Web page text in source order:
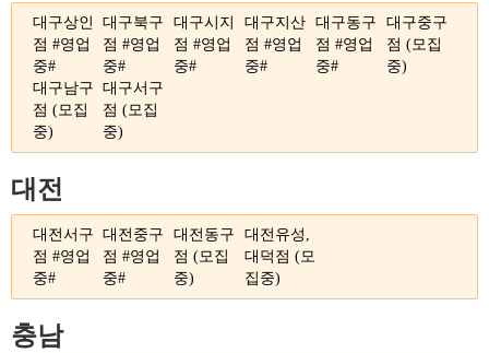
대구상인
점 #영업
중#
대구북구
점 #영업
중#
대구시지
점 #영업
중#
대구지산
점 #영업
중#
대구동구
점 #영업
중#
대구중구
점 (모집
중)
대구남구
점 (모집
중)
대구서구
점 (모집
중)
대전
대전서구
점 #영업
중#
대전중구
점 #영업
중#
대전동구
점 (모집
중)
대전유성,
대덕점 (모
집중)
충남